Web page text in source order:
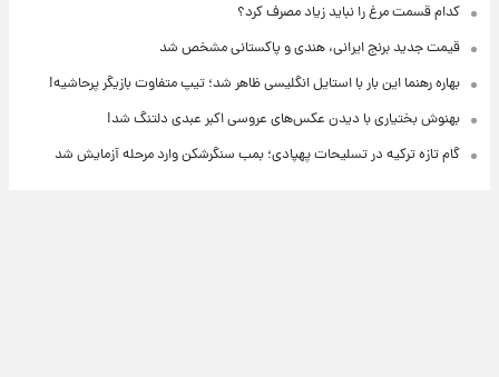
کدام قسمت مرغ را نباید زیاد مصرف کرد؟
قیمت جدید برنج ایرانی، هندی و پاکستانی مشخص شد
بهاره رهنما این بار با استایل انگلیسی ظاهر شد؛ تیپ متفاوت بازیگر پرحاشیه!
بهنوش بختیاری با دیدن عکس‌های عروسی اکبر عبدی دلتنگ شد!
گام تازه ترکیه در تسلیحات پهپادی؛ بمب سنگرشکن وارد مرحله آزمایش شد